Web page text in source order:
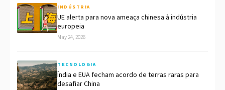
INDÚSTRIA
UE alerta para nova ameaça chinesa à indústria
europeia
May 24, 2026
TECNOLOGIA
Índia e EUA fecham acordo de terras raras para
desafiar China